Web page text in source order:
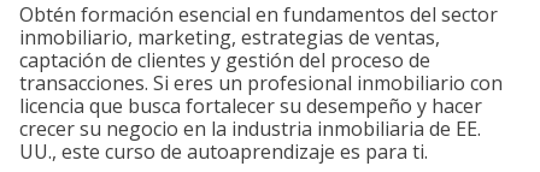
Obtén formación esencial en fundamentos del sector
inmobiliario, marketing, estrategias de ventas,
captación de clientes y gestión del proceso de
transacciones. Si eres un profesional inmobiliario con
licencia que busca fortalecer su desempeño y hacer
crecer su negocio en la industria inmobiliaria de EE.
UU., este curso de autoaprendizaje es para ti.